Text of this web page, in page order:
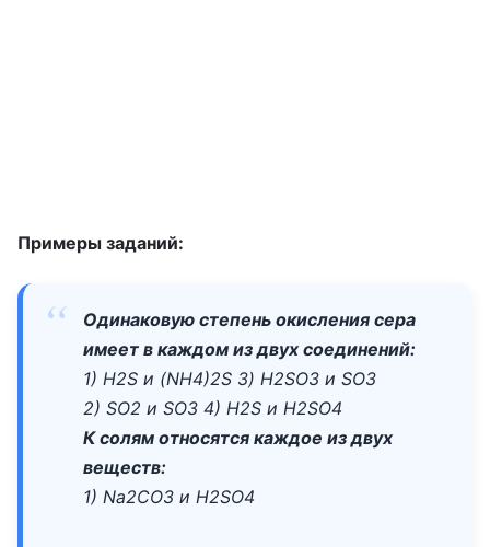
Примеры заданий:
Одинаковую степень окисления сера
имеет в каждом из двух соединений:
1) H2S и (NH4)2S 3) H2SO3 и SO3
2) SO2 и SO3 4) H2S и H2SO4
К солям относятся каждое из двух
веществ:
1) Na2CO3 и H2SO4